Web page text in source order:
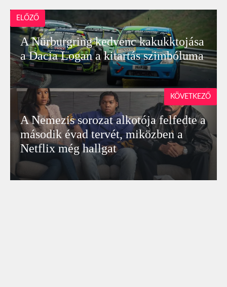
ELŐZŐ
A Nürburgring kedvenc kakukktojása
a Dacia Logan a kitartás szimbóluma
A Nemezis sorozat alkotója felfedte a
második évad tervét, miközben a
Netflix még hallgat
KÖVETKEZŐ